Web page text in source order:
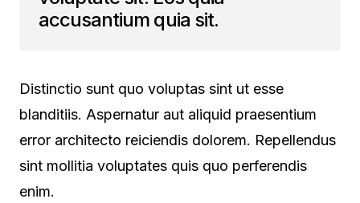
accusantium quia sit.
Distinctio sunt quo voluptas sint ut esse
blanditiis. Aspernatur aut aliquid praesentium
error architecto reiciendis dolorem. Repellendus
sint mollitia voluptates quis quo perferendis
enim.